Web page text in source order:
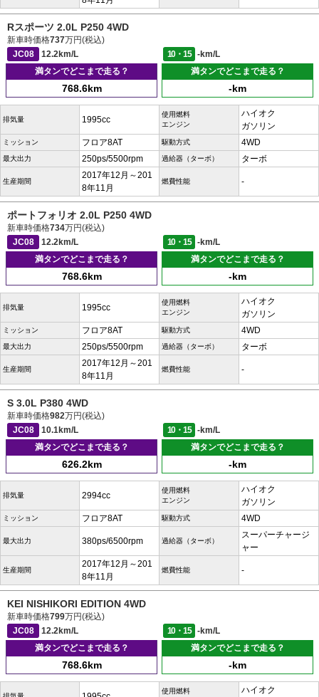
Rスポーツ 2.0L P250 4WD
新車時価格737万円(税込)
JC08
12.2km/L 10・15
-km/L
満タンでどこまで走る？
768.6km
満タンでどこまで走る？
-km
排気量 1995cc
使用燃料
エンジン
ハイオク
ガソリン
ミッション フロア8AT 駆動方式 4WD
最大出力 250ps/5500rpm 過給器（ターボ） ターボ
生産期間
2017年12月～201
8年11月
燃費性能 -
ポートフォリオ 2.0L P250 4WD
新車時価格734万円(税込)
JC08
12.2km/L 10・15
-km/L
満タンでどこまで走る？
768.6km
満タンでどこまで走る？
-km
排気量 1995cc
使用燃料
エンジン
ハイオク
ガソリン
ミッション フロア8AT 駆動方式 4WD
最大出力 250ps/5500rpm 過給器（ターボ） ターボ
生産期間
2017年12月～201
8年11月
燃費性能 -
S 3.0L P380 4WD
新車時価格982万円(税込)
JC08
10.1km/L 10・15
-km/L
満タンでどこまで走る？
626.2km
満タンでどこまで走る？
-km
排気量 2994cc
使用燃料
エンジン
ハイオク
ガソリン
ミッション フロア8AT 駆動方式 4WD
最大出力 380ps/6500rpm 過給器（ターボ）
スーパーチャージ
ャー
生産期間
2017年12月～201
8年11月
燃費性能 -
KEI NISHIKORI EDITION 4WD
新車時価格799万円(税込)
JC08
12.2km/L 10・15
-km/L
満タンでどこまで走る？
768.6km
満タンでどこまで走る？
-km
使用燃料
ハイオク